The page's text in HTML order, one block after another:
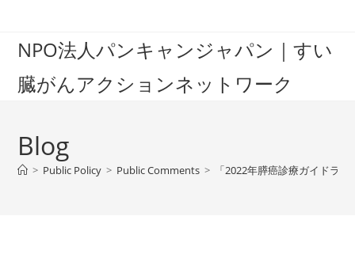
contentNPO法人パンキャンジャパン｜すい
臓がんアクションネットワーク
Blog
> Public Policy > Public Comments > 「2022年膵癌診療ガイドラ